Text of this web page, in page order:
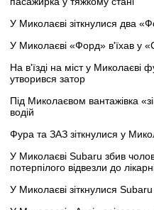
У Миколаєві зіткнулися два
У Миколаєві «Форд» в'їхав у
На в'їзді на міст у Миколаєві
утворився затор
Під Миколаєвом вантажівка
водій
Фура та ЗАЗ зіткнулися у
У Миколаєві Subaru збив
потерпілого відвезли до
У Миколаєві зіткнулися